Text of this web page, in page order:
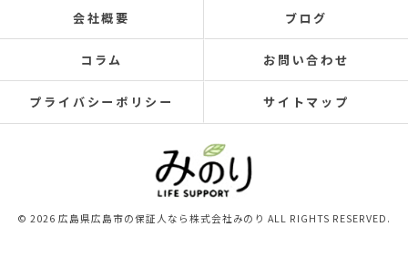
会社概要 ブログ
コラム お問い合わせ
プライバシーポリシー サイトマップ
© 2026 広島県広島市の保証人なら株式会社みのり ALL RIGHTS RESERVED.